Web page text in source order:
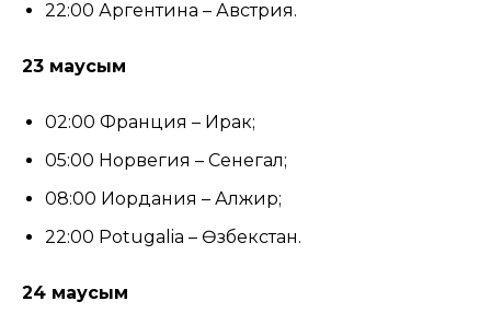
22:00 Аргентина – Австрия.
23 маусым
02:00 Франция – Ирак;
05:00 Норвегия – Сенегал;
08:00 Иордания – Алжир;
22:00 Potugalia – Өзбекстан.
24 маусым